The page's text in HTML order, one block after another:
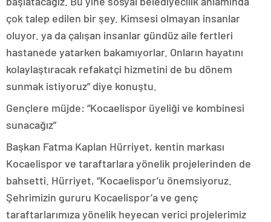
çok talep edilen bir şey. Kimsesi olmayan insanlar
oluyor. ya da çalışan insanlar gündüz aile fertleri
hastanede yatarken bakamıyorlar. Onların hayatını
kolaylaştıracak refakatçi hizmetini de bu dönem
sunmak istiyoruz” diye konuştu.
Gençlere müjde: “Kocaelispor üyeliği ve kombinesi
sunacağız”
Başkan Fatma Kaplan Hürriyet, kentin markası
Kocaelispor ve taraftarlara yönelik projelerinden de
bahsetti. Hürriyet, “Kocaelispor’u önemsiyoruz.
Şehrimizin gururu Kocaelispor’a ve genç
taraftarlarımıza yönelik heyecan verici projelerimiz